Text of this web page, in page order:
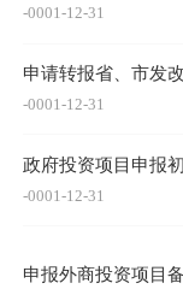
-0001-12-31
申请转报省、市发
-0001-12-31
政府投资项目申报
-0001-12-31
申报外商投资项目